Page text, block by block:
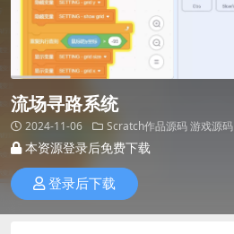
流场寻路系统
2024-11-06 Scratch作品源码游戏源码
本资源登录后免费下载
登录后下载